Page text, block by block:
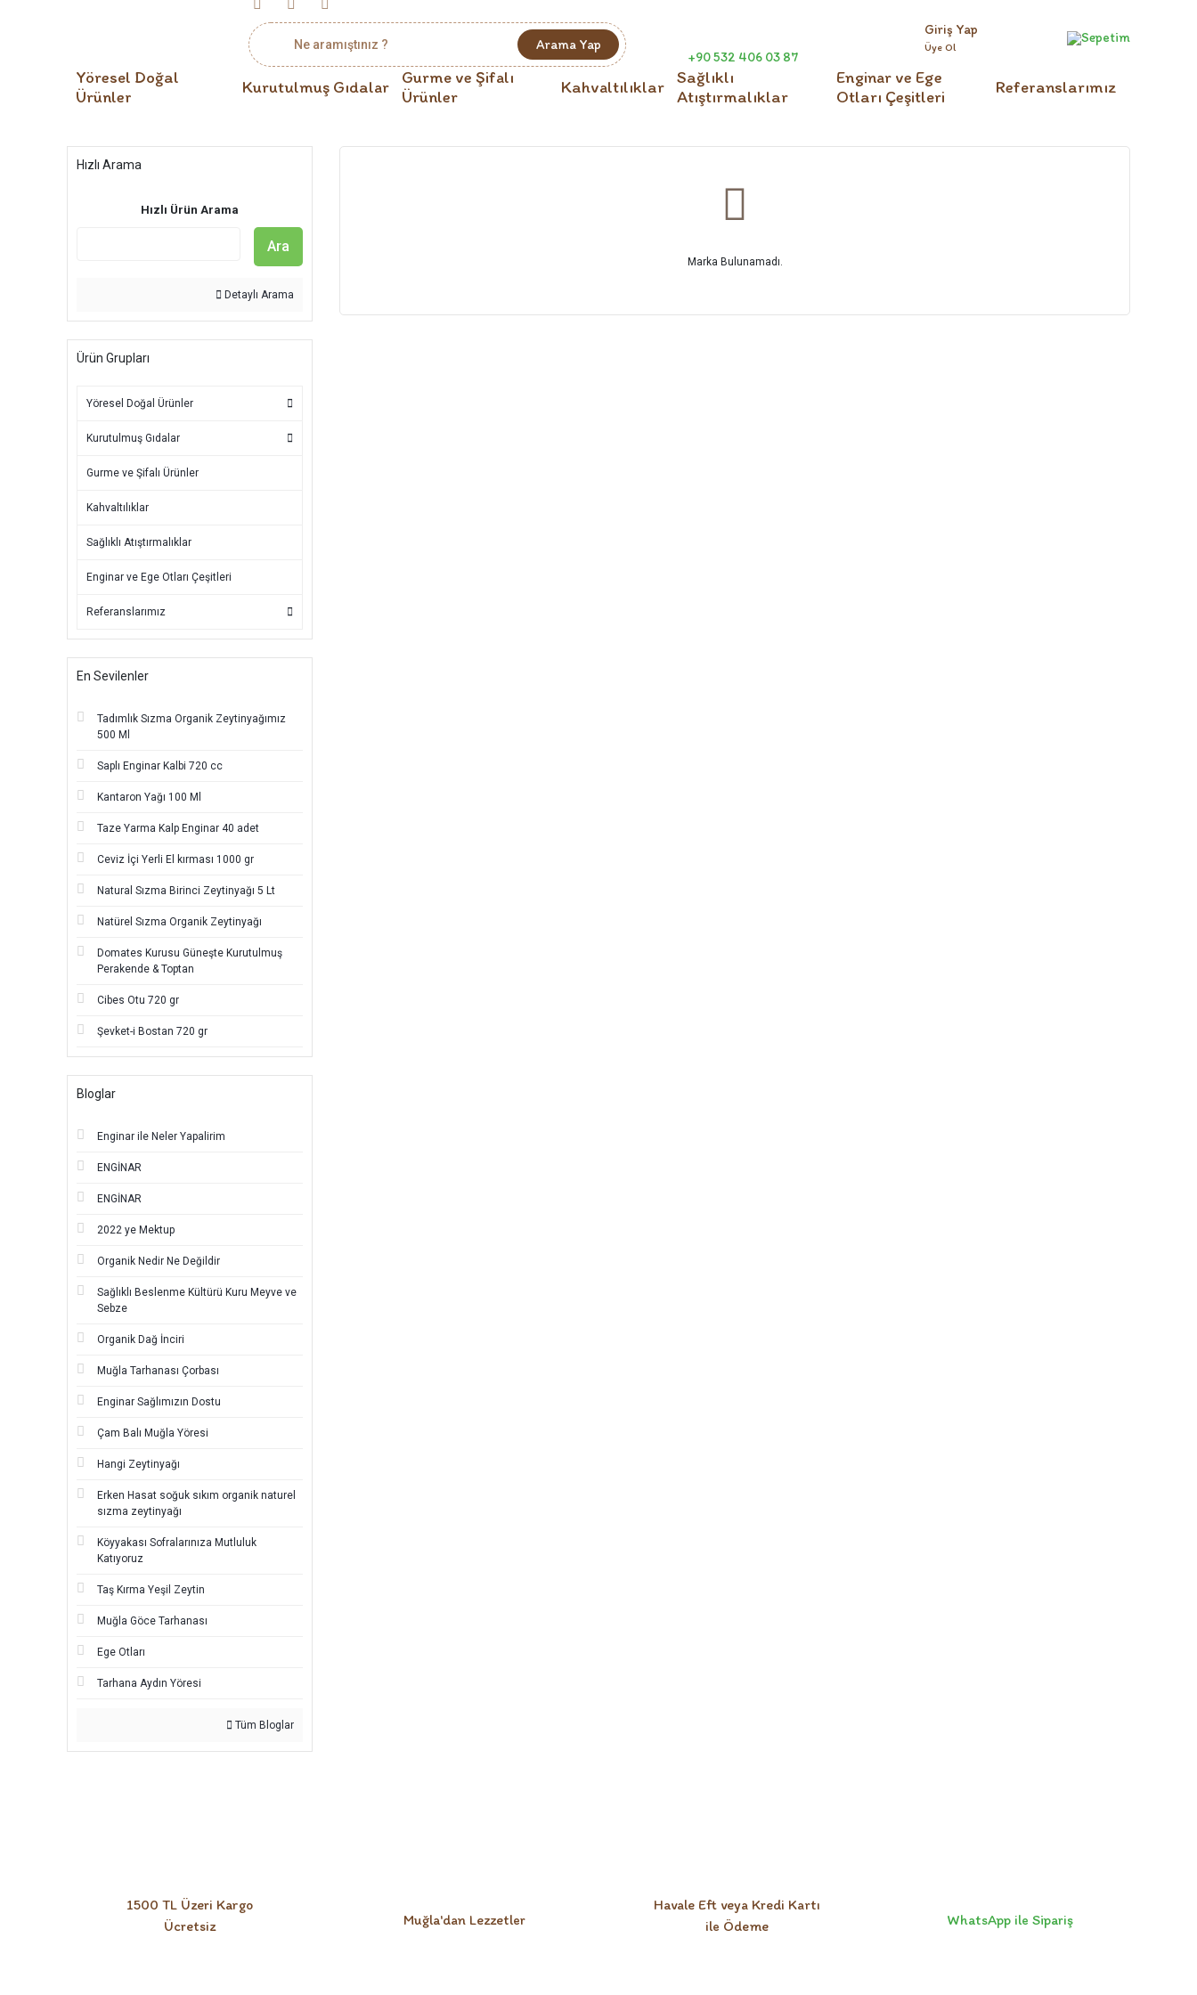
Arama Yap
+90 532 406 03 87
Giriş Yap
Üye Ol
Sepetim
Yöresel Doğal
Ürünler
Kurutulmuş Gıdalar
Gurme ve Şifalı
Ürünler
Kahvaltılıklar
Sağlıklı
Atıştırmalıklar
Enginar ve Ege
Otları Çeşitleri
Referanslarımız
Hızlı Arama
Hızlı Ürün Arama
Ara
Detaylı Arama
Ürün Grupları
Yöresel Doğal Ürünler
Kurutulmuş Gıdalar
Gurme ve Şifalı Ürünler
Kahvaltılıklar
Sağlıklı Atıştırmalıklar
Enginar ve Ege Otları Çeşitleri
Referanslarımız
En Sevilenler
Tadımlık Sızma Organik Zeytinyağımız
500 Ml
Saplı Enginar Kalbi 720 cc
Kantaron Yağı 100 Ml
Taze Yarma Kalp Enginar 40 adet
Ceviz İçi Yerli El kırması 1000 gr
Natural Sızma Birinci Zeytinyağı 5 Lt
Natürel Sızma Organik Zeytinyağı
Domates Kurusu Güneşte Kurutulmuş
Perakende & Toptan
Cibes Otu 720 gr
Şevket-i Bostan 720 gr
Bloglar
Enginar ile Neler Yapalirim
ENGİNAR
ENGİNAR
2022 ye Mektup
Organik Nedir Ne Değildir
Sağlıklı Beslenme Kültürü Kuru Meyve ve
Sebze
Organik Dağ İnciri
Muğla Tarhanası Çorbası
Enginar Sağlımızın Dostu
Çam Balı Muğla Yöresi
Hangi Zeytinyağı
Erken Hasat soğuk sıkım organik naturel
sızma zeytinyağı
Köyyakası Sofralarınıza Mutluluk
Katıyoruz
Taş Kırma Yeşil Zeytin
Muğla Göce Tarhanası
Ege Otları
Tarhana Aydın Yöresi
Tüm Bloglar
Marka Bulunamadı.
1500 TL Üzeri Kargo
Ücretsiz
Muğla'dan Lezzetler
Havale Eft veya Kredi Kartı
ile Ödeme
WhatsApp ile Sipariş